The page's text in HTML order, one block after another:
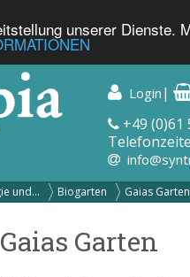
unserer Dienste.
Login |
+49 (0)61
und... Biogarten Gaias Garten
Gaias Garten